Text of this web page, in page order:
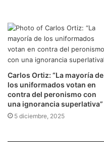
Carlos Ortiz: “La mayoría de
los uniformados votan en
contra del peronismo con
una ignorancia superlativa”
5 diciembre, 2025